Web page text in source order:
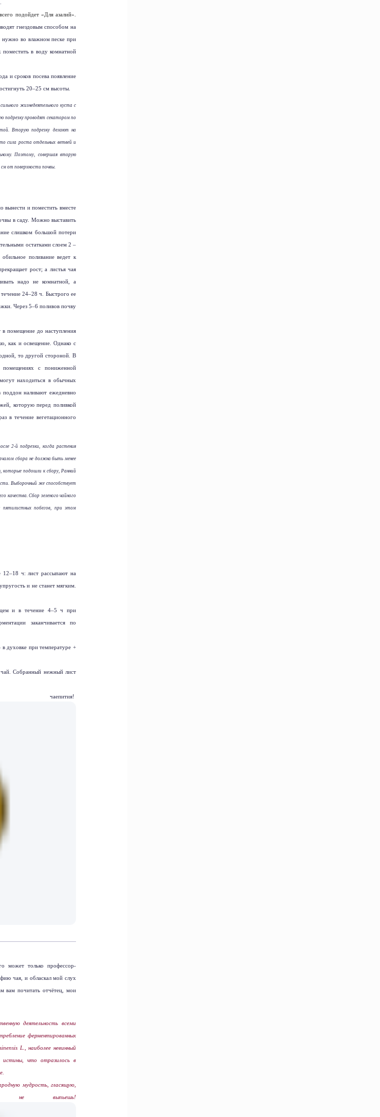
подойдет «Для азалий».
гнездовым способом на
нужно во влажном песке при
в воду комнатной
и сроков посева появление
20–25 см высоты.
жизнедеятельного куста с
подрезку проводят секатором по
Вторую подрезку делают на
сила роста отдельных ветвей и
Поэтому, совершая вторую
от поверхности почвы.
вынести и поместить вместе
в саду. Можно выставить
слишком большой потери
остатками слоем 2 –
поливание ведет к
рост; а листья чая
надо не комнатной, а
24–28 ч. Быстрого ее
Через 5–6 поливов почву
в помещение до наступления
как и освещение. Однако с
одной, то другой стороной. В
помещениях с пониженной
находиться в обычных
поддон наливают ежедневно
которую перед поливкой
в течение вегетационного
2-й подрезки, когда растения
сбора не должна быть менее
которые подошли к сбору, Ранний
Выборочный же способствует
качества. Сбор зеленого чайного
побегов, при этом
12–18 ч: лист рассыпают на
и не станет мягким.
и в течение 4–5 ч при
заканчивается по
в духовке при температуре +
Собранный нежный лист
может только профессор-
чая, и обласкал мой слух
вам почитать отчётец, мои
деятельность всеми
ферментированных
sinensis L., наиболее невинный
истины, что отразилось в
мудрость, гласящую,
выпьешь!